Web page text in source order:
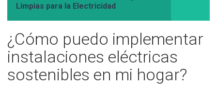
Limpias para la Electricidad
¿Cómo puedo implementar
instalaciones eléctricas
sostenibles en mi hogar?